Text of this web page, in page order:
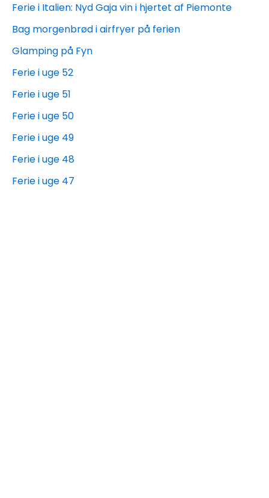
Ferie i Italien: Nyd Gaja vin i hjertet af Piemonte
Bag morgenbrød i airfryer på ferien
Glamping på Fyn
Ferie i uge 52
Ferie i uge 51
Ferie i uge 50
Ferie i uge 49
Ferie i uge 48
Ferie i uge 47